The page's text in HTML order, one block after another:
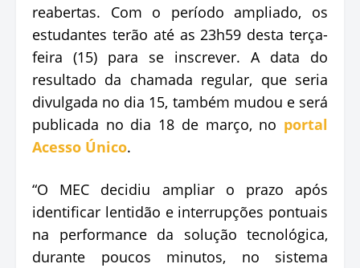
reabertas. Com o período ampliado, os
estudantes terão até as 23h59 desta terça-
feira (15) para se inscrever. A data do
resultado da chamada regular, que seria
divulgada no dia 15, também mudou e será
publicada no dia 18 de março, no portal
Acesso Único.
“O MEC decidiu ampliar o prazo após
identificar lentidão e interrupções pontuais
na performance da solução tecnológica,
durante poucos minutos, no sistema